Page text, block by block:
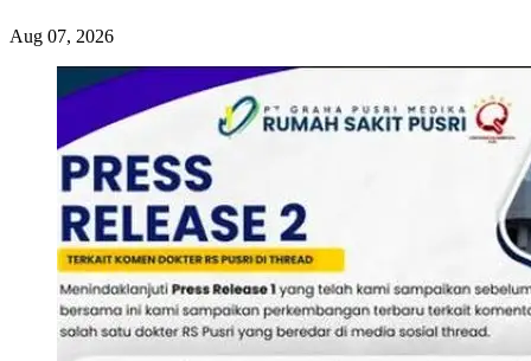
Aug 07, 2026